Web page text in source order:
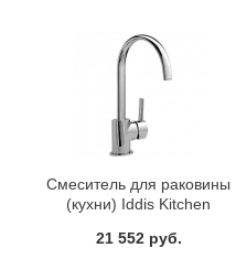
Смеситель для раковины
(кухни) Iddis Kitchen
21 552 руб.